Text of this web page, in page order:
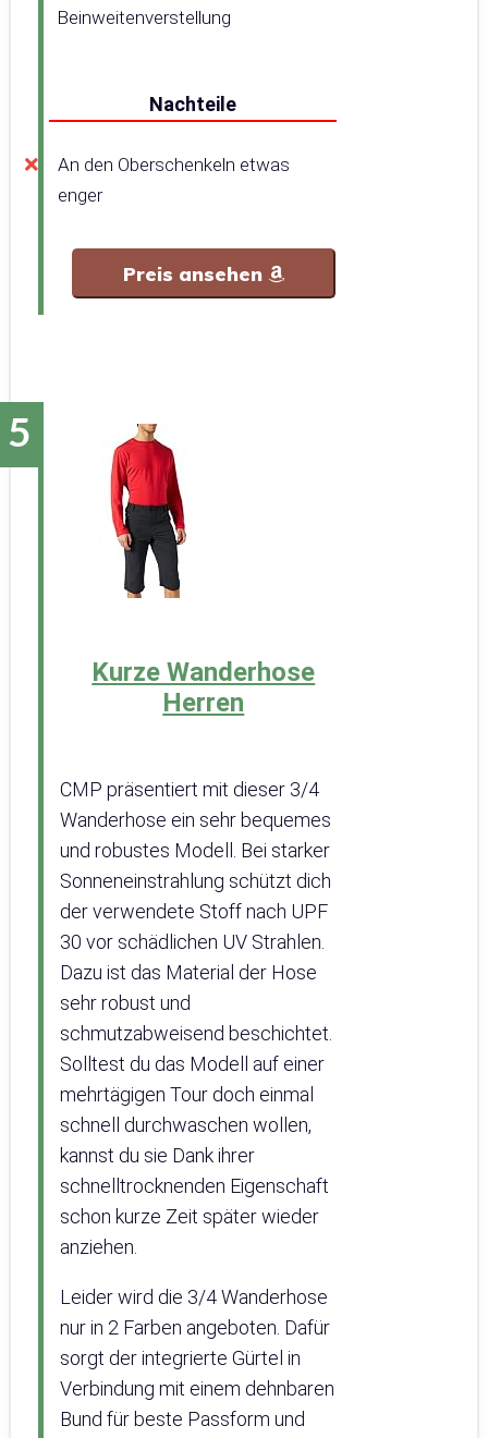
Beinweitenverstellung
Nachteile
An den Oberschenkeln etwas
enger
Preis ansehen
Kurze Wanderhose
Herren
CMP präsentiert mit dieser 3/4
Wanderhose ein sehr bequemes
und robustes Modell. Bei starker
Sonneneinstrahlung schützt dich
der verwendete Stoff nach UPF
30 vor schädlichen UV Strahlen.
Dazu ist das Material der Hose
sehr robust und
schmutzabweisend beschichtet.
Solltest du das Modell auf einer
mehrtägigen Tour doch einmal
schnell durchwaschen wollen,
kannst du sie Dank ihrer
schnelltrocknenden Eigenschaft
schon kurze Zeit später wieder
anziehen.
Leider wird die 3/4 Wanderhose
nur in 2 Farben angeboten. Dafür
sorgt der integrierte Gürtel in
Verbindung mit einem dehnbaren
Bund für beste Passform und